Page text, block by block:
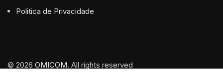
Politica de Privacidade
© 2026 OMICOM. All rights reserved